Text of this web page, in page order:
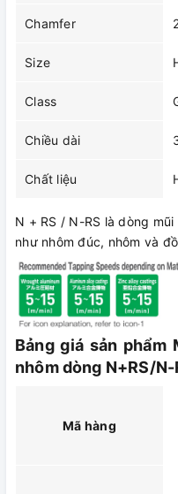
Chamfer
Size
Class
Chiều dài
Chất liệu
N + RS / N-RS là dòng
như nhôm đúc, nhôm và
Bảng giá sản phẩm
nhôm dòng N+RS/N-
Mã hàng